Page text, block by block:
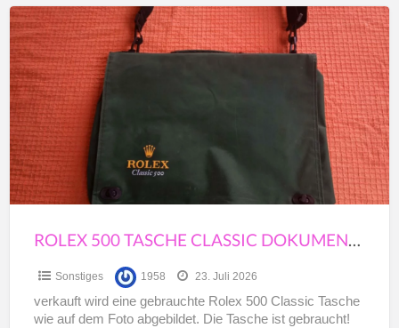
Rolex
500
Tasche
Classic
Dokumententasche
Aktentasche
für
Uhr
Boot
Auto
ROLEX 500 TASCHE CLASSIC DOKUMENTENTASCHE AKTENTASCHE FÜR UHR BOOT AUTO PAPIERE
Sonstiges 1958 23. Juli 2026
verkauft wird eine gebrauchte Rolex 500 Classic Tasche
wie auf dem Foto abgebildet. Die Tasche ist gebraucht!